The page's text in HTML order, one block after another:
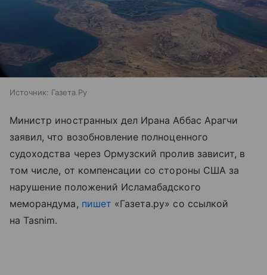
Источник: Газета.Ру
Министр иностранных дел Ирана Аббас Арагчи
заявил, что возобновление полноценного
судоходства через Ормузский пролив зависит, в
том числе, от компенсации со стороны США за
нарушение положений Исламабадского
меморандума, пишет «Газета.ру» со ссылкой
на Tasnim.